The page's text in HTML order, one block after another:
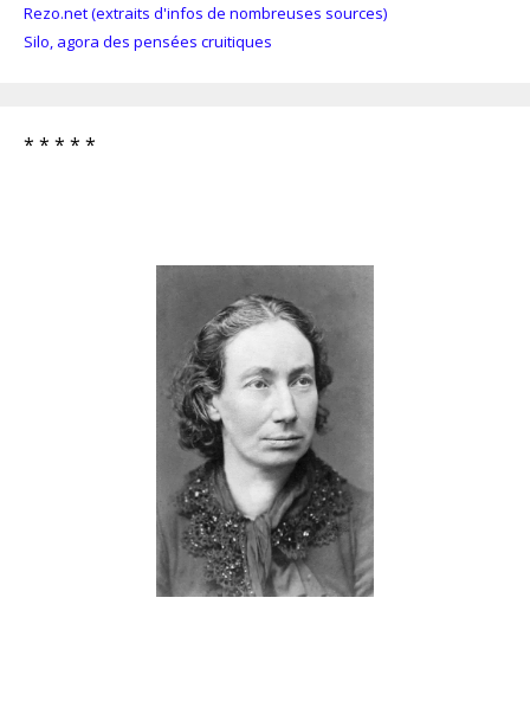
Rezo.net (extraits d'infos de nombreuses sources)
Silo, agora des pensées cruitiques
* * * * *